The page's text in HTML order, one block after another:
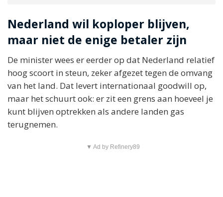
Nederland wil koploper blijven,
maar niet de enige betaler zijn
De minister wees er eerder op dat Nederland relatief
hoog scoort in steun, zeker afgezet tegen de omvang
van het land. Dat levert internationaal goodwill op,
maar het schuurt ook: er zit een grens aan hoeveel je
kunt blijven optrekken als andere landen gas
terugnemen.
▼ Ad by Refinery89